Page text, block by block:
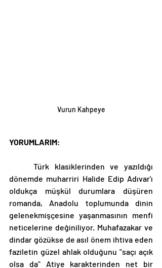
Vurun Kahpeye
YORUMLARIM:
dönemde muharriri Halide Edip Adıvar'ı
oldukça müşkül durumlara düşüren
romanda, Anadolu toplumunda dinin
gelenekmişçesine yaşanmasının menfi
neticelerine değiniliyor. Muhafazakar ve
dindar gözükse de asıl önem ihtiva eden
faziletin güzel ahlak olduğunu "saçı açık
olsa da" Atiye karakterinden net bir